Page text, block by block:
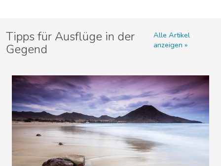
Tipps für Ausflüge in der
Gegend
Alle Artikel
anzeigen